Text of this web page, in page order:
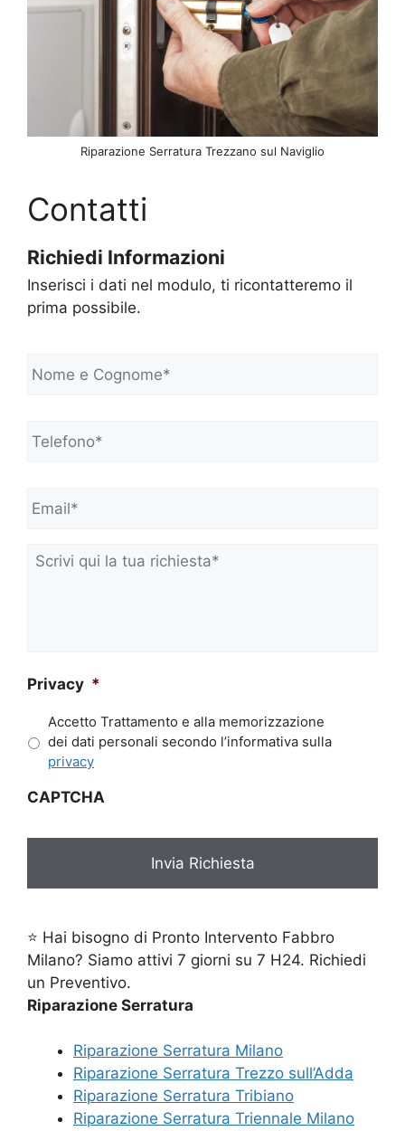
Riparazione Serratura Trezzano sul Naviglio
Contatti
Richiedi Informazioni
Inserisci i dati nel modulo, ti ricontatteremo il
prima possibile.
o
e
C
n
m
Scrivi
qui
Privacy *
Accetto Trattamento e alla memorizzazione
dei dati personali secondo l’informativa sulla
privacy
CAPTCHA
⭐ Hai bisogno di Pronto Intervento Fabbro
Milano? Siamo attivi 7 giorni su 7 H24. Richiedi
un Preventivo.
Riparazione Serratura
Riparazione Serratura Milano
Riparazione Serratura Trezzo sull’Adda
Riparazione Serratura Tribiano
Riparazione Serratura Triennale Milano